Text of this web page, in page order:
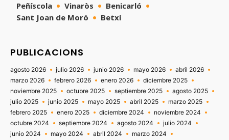
Peñíscola
Vinaròs
Benicarló
Sant Joan de Moró
Betxí
PUBLICACIONS
agosto 2026 julio 2026 junio 2026 mayo 2026
abril 2026
marzo 2026
febrero 2026 enero 2026
diciembre 2025
noviembre 2025
octubre 2025 septiembre 2025
agosto 2025
julio 2025
junio 2025 mayo 2025 abril 2025
marzo 2025
febrero 2025
enero 2025 diciembre 2024
noviembre 2024
octubre 2024
septiembre 2024 agosto 2024
julio 2024
junio 2024
mayo 2024 abril 2024
marzo 2024